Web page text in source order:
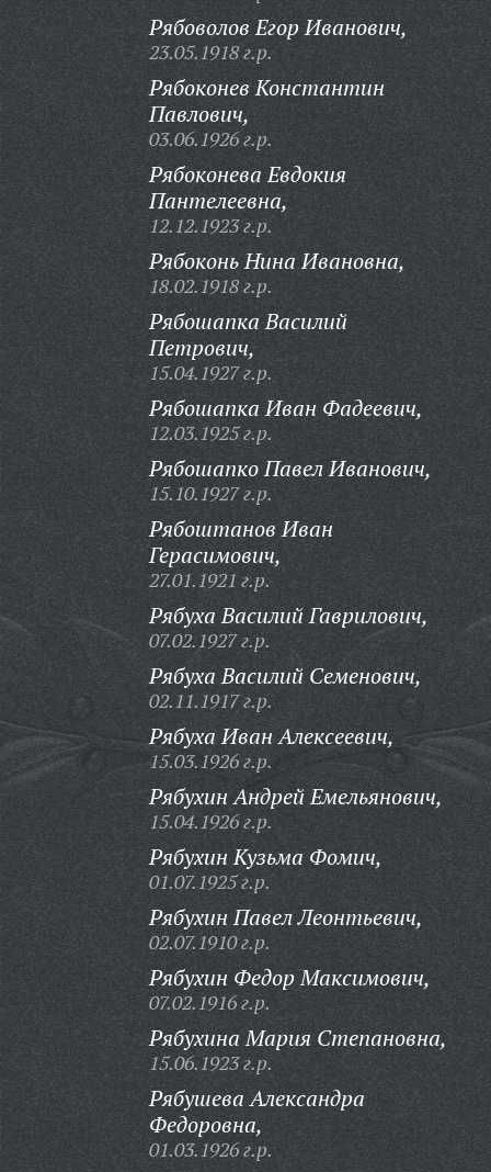
Рябоволов Егор Иванович,
23.05.1918 г.р.
Рябоконев Константин
Павлович,
03.06.1926 г.р.
Рябоконева Евдокия
Пантелеевна,
12.12.1923 г.р.
Рябоконь Нина Ивановна,
18.02.1918 г.р.
Рябошапка Василий
Петрович,
15.04.1927 г.р.
Рябошапка Иван Фадеевич,
12.03.1925 г.р.
Рябошапко Павел Иванович,
15.10.1927 г.р.
Рябоштанов Иван
Герасимович,
27.01.1921 г.р.
Рябуха Василий Гаврилович,
07.02.1927 г.р.
Рябуха Василий Семенович,
02.11.1917 г.р.
Рябуха Иван Алексеевич,
15.03.1926 г.р.
Рябухин Андрей Емельянович,
15.04.1926 г.р.
Рябухин Кузьма Фомич,
01.07.1925 г.р.
Рябухин Павел Леонтьевич,
02.07.1910 г.р.
Рябухин Федор Максимович,
07.02.1916 г.р.
Рябухина Мария Степановна,
15.06.1923 г.р.
Рябушева Александра
Федоровна,
01.03.1926 г.р.